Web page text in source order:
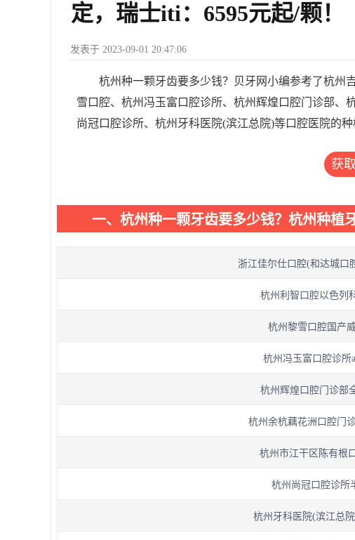
定，瑞士iti：6595元起/颗！
发表于 2023-09-01 20:47:06
杭州种一颗牙齿要多少钱？贝牙网小编参考了杭州
雪口腔、杭州冯玉富口腔诊所、杭州辉煌口腔门诊部、
尚冠口腔诊所、杭州牙科医院(滨江总院)等口腔医院的种
获
一、杭州种一颗牙齿要多少钱？杭州种植
浙江佳尔仕口腔(和达城口
杭州利智口腔以色列
杭州黎雪口腔国产
杭州冯玉富口腔诊所
杭州辉煌口腔门诊部
杭州余杭藕花洲口腔门
杭州市江干区陈有根
杭州尚冠口腔诊所
杭州牙科医院(滨江总